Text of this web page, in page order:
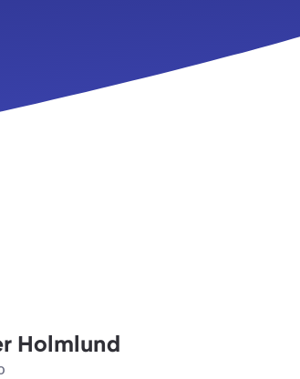
Holmlund